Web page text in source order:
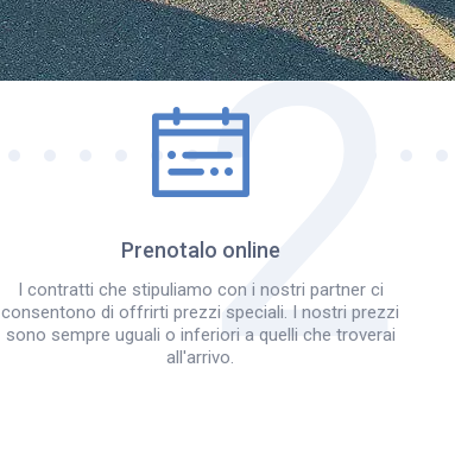
Come funziona?
Prenotalo online
I contratti che stipuliamo con i nostri partner ci
consentono di offrirti prezzi speciali. I nostri prezzi
sono sempre uguali o inferiori a quelli che troverai
all'arrivo.